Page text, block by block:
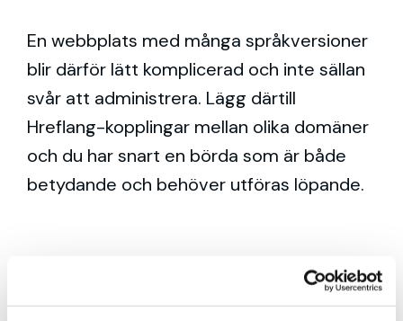
En webbplats med många språkversioner
blir därför lätt komplicerad och inte sällan
svår att administrera. Lägg därtill
Hreflang-kopplingar mellan olika domäner
och du har snart en börda som är både
betydande och behöver utföras löpande.
För mindre projekt eller hemsidor med en
relativt statisk struktur kan detta utan